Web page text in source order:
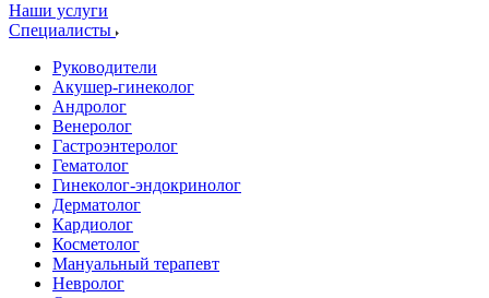
Наши услуги
Специалисты
Руководители
Акушер-гинеколог
Андролог
Венеролог
Гастроэнтеролог
Гематолог
Гинеколог-эндокринолог
Дерматолог
Кардиолог
Косметолог
Мануальный терапевт
Невролог